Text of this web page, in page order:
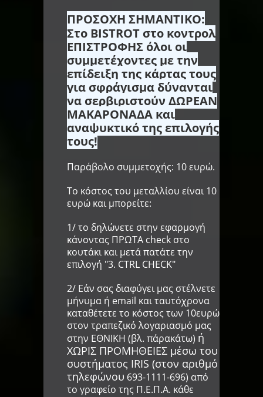
ΠΡΟΣΟΧΗ ΣΗΜΑΝΤΙΚΟ:
Στο BISTROT στο κοντρολ
ΕΠΙΣΤΡΟΦΗΣ όλοι οι
συμμετέχοντες με την
επίδειξη της κάρτας τους
για σφράγισμα δύνανται
να σερβιριστούν ΔΩΡΕΑΝ
ΜΑΚΑΡΟΝΑΔΑ και
αναψυκτικό της επιλογής
τους!
Παράβολο συμμετοχής: 10 ευρώ.
Το κόστος του μεταλλίου είναι 10
ευρώ και μπορείτε:
1/ το δηλώνετε στην εφαρμογή
κάνοντας ΠΡΩΤΑ check στο
κουτάκι και μετά πατάτε την
επιλογή "3. CTRL CHECK"
2/ Εάν σας διαφύγει μας στέλνετε
μήνυμα ή email και ταυτόχρονα
καταθέτετε το κόστος των 10ευρώ
στον τραπεζικό λογαριασμό μας
στην ΕΘΝΙΚΗ (βλ. πάρακάτω) ή
ΧΩΡΙΣ ΠΡΟΜΗΘΕΙΕΣ μέσω του
συστήματος IRIS (στον αριθμό
τηλεφώνου 693-1111-696) από
το γραφείο της Π.Ε.Π.Α. κάθε